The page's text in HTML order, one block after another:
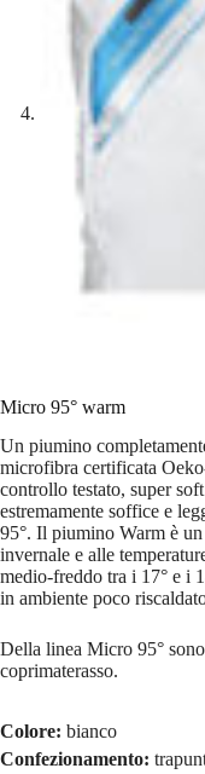
Micro 95° warm
Un piumino
microfibra certificata
controllo testato, super
estremamente soffice e
95°. Il piumino Warm è
invernale e alle
medio-freddo tra i 17° e i
in ambiente poco
Della linea Micro 95°
coprimaterasso.
Colore: bianco
Confezionamento: